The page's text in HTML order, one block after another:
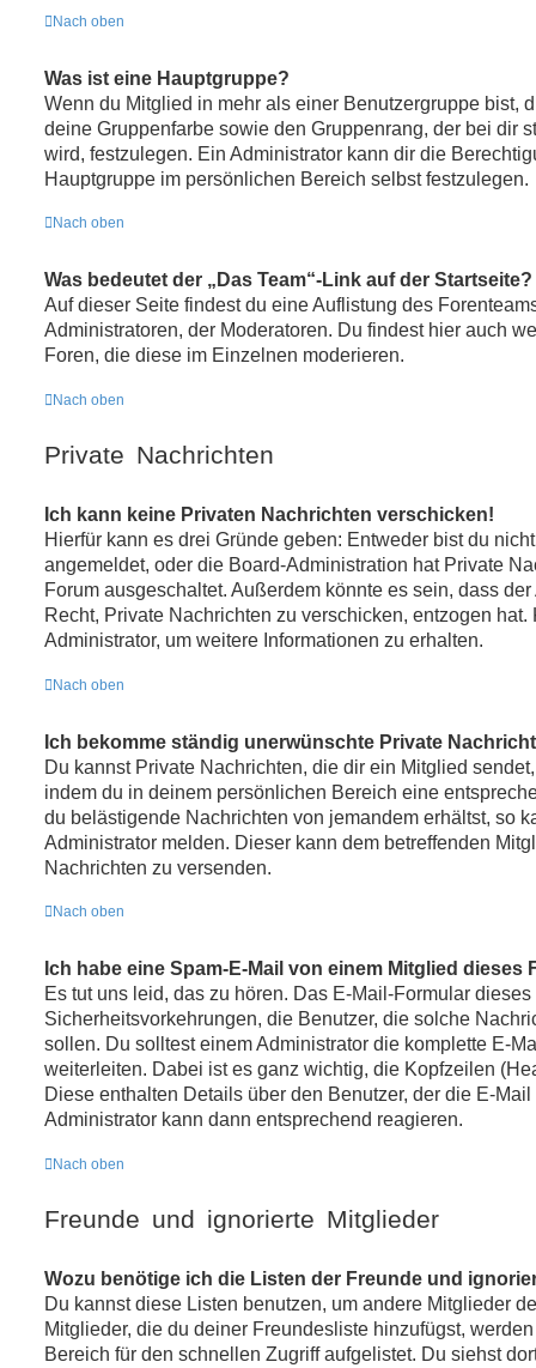
Nach oben
Was ist eine Hauptgruppe?
Wenn du Mitglied in mehr als einer Benutzergruppe bist,
deine Gruppenfarbe sowie den Gruppenrang, der bei dir
wird, festzulegen. Ein Administrator kann dir die
Hauptgruppe im persönlichen Bereich selbst festzulegen.
Nach oben
Was bedeutet der „Das Team“-Link auf der Startseite?
Auf dieser Seite findest du eine Auflistung des
Administratoren, der Moderatoren. Du findest hier auch
Foren, die diese im Einzelnen moderieren.
Nach oben
Private Nachrichten
Ich kann keine Privaten Nachrichten verschicken!
Hierfür kann es drei Gründe geben: Entweder bist du
angemeldet, oder die Board-Administration hat Private
Forum ausgeschaltet. Außerdem könnte es sein, dass
Recht, Private Nachrichten zu verschicken, entzogen hat.
Administrator, um weitere Informationen zu erhalten.
Nach oben
Ich bekomme ständig unerwünschte Private
Du kannst Private Nachrichten, die dir ein Mitglied
indem du in deinem persönlichen Bereich eine
du belästigende Nachrichten von jemandem erhältst, so
Administrator melden. Dieser kann dem betreffenden
Nachrichten zu versenden.
Nach oben
Ich habe eine Spam-E-Mail von einem Mitglied dieses
Es tut uns leid, das zu hören. Das E-Mail-Formular
Sicherheitsvorkehrungen, die Benutzer, die solche
sollen. Du solltest einem Administrator die komplette E-
weiterleiten. Dabei ist es ganz wichtig, die Kopfzeilen
Diese enthalten Details über den Benutzer, der die E-
Administrator kann dann entsprechend reagieren.
Nach oben
Freunde und ignorierte Mitglieder
Wozu benötige ich die Listen der Freunde und
Du kannst diese Listen benutzen, um andere Mitglieder
Mitglieder, die du deiner Freundesliste hinzufügst,
Bereich für den schnellen Zugriff aufgelistet. Du siehst